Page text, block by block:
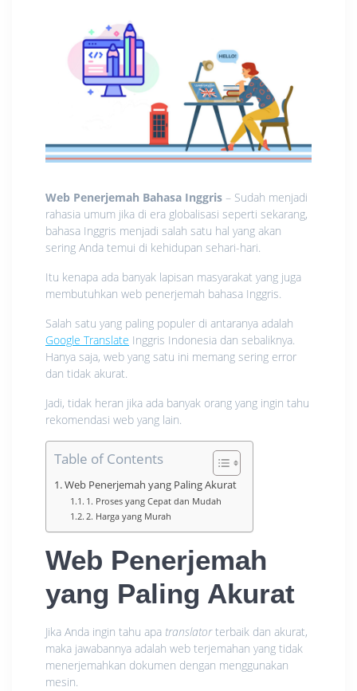
Web Penerjemah Bahasa Inggris – Sudah menjadi
rahasia umum jika di era globalisasi seperti sekarang,
bahasa Inggris menjadi salah satu hal yang akan
sering Anda temui di kehidupan sehari-hari.
Itu kenapa ada banyak lapisan masyarakat yang juga
membutuhkan web penerjemah bahasa Inggris.
Salah satu yang paling populer di antaranya adalah
Google Translate Inggris Indonesia dan sebaliknya.
Hanya saja, web yang satu ini memang sering error
dan tidak akurat.
Jadi, tidak heran jika ada banyak orang yang ingin tahu
rekomendasi web yang lain.
Table of Contents
Web Penerjemah yang Paling Akurat
1. Proses yang Cepat dan Mudah
2. Harga yang Murah
Web Penerjemah
yang Paling Akurat
Jika Anda ingin tahu apa translatorterbaik dan akurat,
maka jawabannya adalah web terjemahan yang tidak
menerjemahkan dokumen dengan menggunakan
mesin.